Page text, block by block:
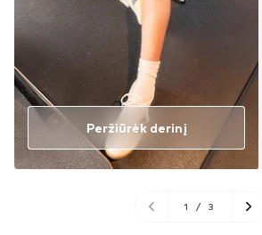
Peržiūrėk derinį
1 / 3